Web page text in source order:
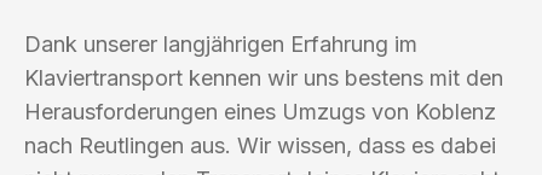
Dank unserer langjährigen Erfahrung im
Klaviertransport kennen wir uns bestens mit den
Herausforderungen eines Umzugs von Koblenz
nach Reutlingen aus. Wir wissen, dass es dabei